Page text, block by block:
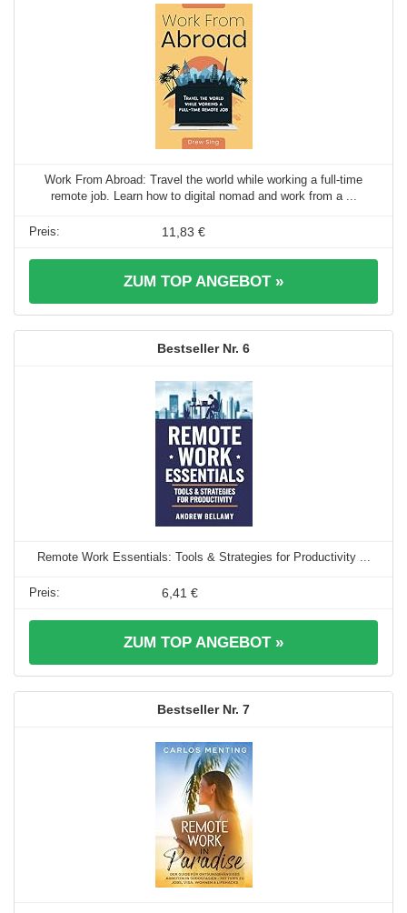
Work From Abroad: Travel the world while working a full-time
remote job. Learn how to digital nomad and work from a ...
11,83 €
ZUM TOP ANGEBOT »
6
Remote Work Essentials: Tools & Strategies for Productivity ...
6,41 €
ZUM TOP ANGEBOT »
7